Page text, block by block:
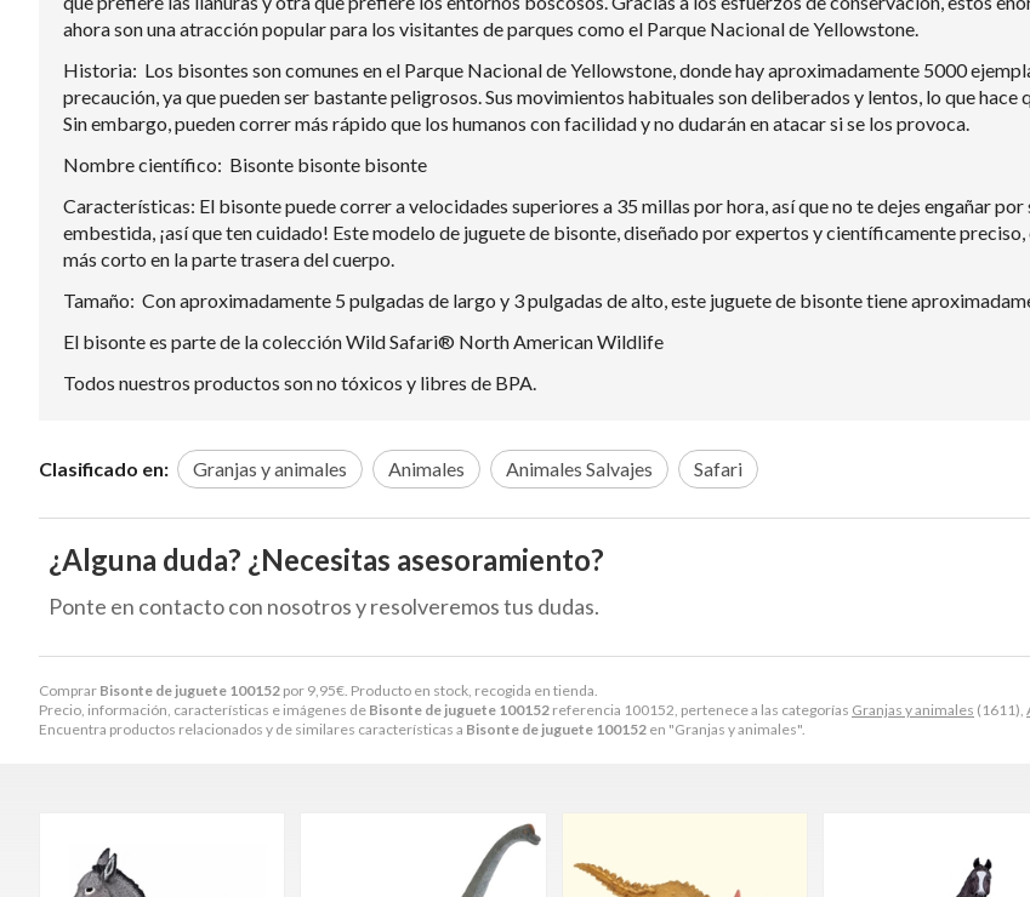
Comprar Bisonte de juguete 100152 por 9,95€ . Producto en stock, recogida en tienda.
Precio, información, características e imágenes de Bisonte de juguete 100152 referencia 100152, pertenece a las categorías Granjas y animales (1611),
Encuentra productos relacionados y de similares características a Bisonte de juguete 100152 en "Granjas y animales".
ahora son una atracción popular para los visitantes de parques como el Parque Nacional de Yellowstone.
Historia: Los bisontes son comunes en el Parque Nacional de Yellowstone, donde hay aproximadamente 5000
precaución, ya que pueden ser bastante peligrosos. Sus movimientos habituales son deliberados y lentos, lo que hace
Sin embargo, pueden correr más rápido que los humanos con facilidad y no dudarán en atacar si se los provoca.
Nombre científico: Bisonte bisonte bisonte
Características: El bisonte puede correr a velocidades superiores a 35 millas por hora, así que no te dejes engañar
embestida, ¡así que ten cuidado! Este modelo de juguete de bisonte, diseñado por expertos y científicamente
más corto en la parte trasera del cuerpo.
Tamaño: Con aproximadamente 5 pulgadas de largo y 3 pulgadas de alto, este juguete de bisonte tiene
El bisonte es parte de la colección Wild Safari® North American Wildlife
Todos nuestros productos son no tóxicos y libres de BPA.
Clasificado en: Granjas y animales Animales Animales Salvajes Safari
¿Alguna duda? ¿Necesitas asesoramiento?
Ponte en contacto con nosotros y resolveremos tus dudas.